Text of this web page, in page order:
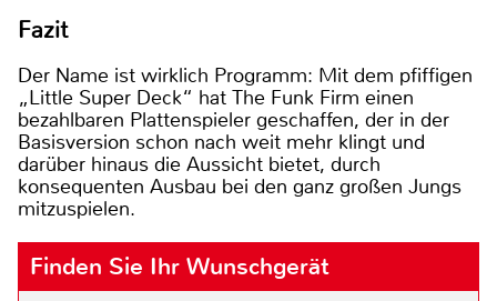
Fazit
Der Name ist wirklich Programm: Mit dem pfiffigen
„Little Super Deck“ hat The Funk Firm einen
bezahlbaren Plattenspieler geschaffen, der in der
Basisversion schon nach weit mehr klingt und
darüber hinaus die Aussicht bietet, durch
konsequenten Ausbau bei den ganz großen Jungs
mitzuspielen.
Finden Sie Ihr Wunschgerät